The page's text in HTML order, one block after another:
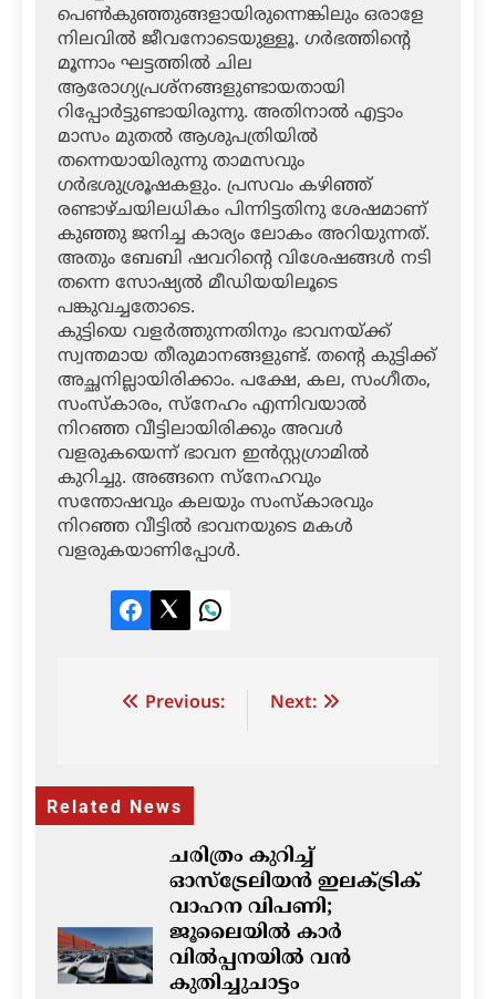
പെണ്‍കുഞ്ഞുങ്ങളായിരുന്നെങ്കിലും ഒരാളേ
നിലവില്‍ ജീവനോടെയുള്ളൂ. ഗര്‍ഭത്തിന്റെ
മൂന്നാം ഘട്ടത്തില്‍ ചില
ആരോഗ്യപ്രശ്‌നങ്ങളുണ്ടായതായി
റിപ്പോര്‍ട്ടുണ്ടായിരുന്നു. അതിനാല്‍ എട്ടാം
മാസം മുതല്‍ ആശുപത്രിയില്‍
തന്നെയായിരുന്നു താമസവും
ഗര്‍ഭശുശ്രൂഷകളും. പ്രസവം കഴിഞ്ഞ്
രണ്ടാഴ്ചയിലധികം പിന്നിട്ടതിനു ശേഷമാണ്
കുഞ്ഞു ജനിച്ച കാര്യം ലോകം അറിയുന്നത്.
അതും ബേബി ഷവറിന്റെ വിശേഷങ്ങള്‍ നടി
തന്നെ സോഷ്യല്‍ മീഡിയയിലൂടെ
പങ്കുവച്ചതോടെ.
കുട്ടിയെ വളര്‍ത്തുന്നതിനും ഭാവനയ്ക്ക്
സ്വന്തമായ തീരുമാനങ്ങളുണ്ട്. തന്റെ കുട്ടിക്ക്
അച്ഛനില്ലായിരിക്കാം. പക്ഷേ, കല, സംഗീതം,
സംസ്‌കാരം, സ്‌നേഹം എന്നിവയാല്‍
നിറഞ്ഞ വീട്ടിലായിരിക്കും അവള്‍
വളരുകയെന്ന് ഭാവന ഇന്‍സ്റ്റഗ്രാമില്‍
കുറിച്ചു. അങ്ങനെ സ്‌നേഹവും
സന്തോഷവും കലയും സംസ്‌കാരവും
നിറഞ്ഞ വീട്ടില്‍ ഭാവനയുടെ മകള്‍
വളരുകയാണിപ്പോള്‍.
Facebook
TwitterLinkedIn
Post Previous: Next:
Related News
ചരിത്രം കുറിച്ച്
ഓസ്‌ട്രേലിയൻ ഇലക്ട്രിക്
വാഹന വിപണി;
ജൂലൈയിൽ കാർ
വിൽപ്പനയിൽ വൻ
കുതിച്ചുചാട്ടം